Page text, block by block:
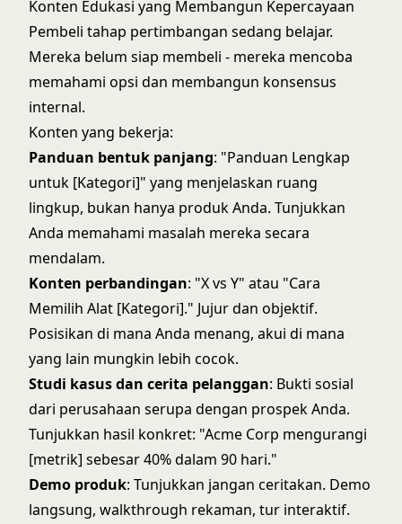
Konten Edukasi yang Membangun Kepercayaan
Pembeli tahap pertimbangan sedang belajar.
Mereka belum siap membeli - mereka mencoba
memahami opsi dan membangun konsensus
internal.
Konten yang bekerja:
Panduan bentuk panjang: "Panduan Lengkap
untuk [Kategori]" yang menjelaskan ruang
lingkup, bukan hanya produk Anda. Tunjukkan
Anda memahami masalah mereka secara
mendalam.
Konten perbandingan: "X vs Y" atau "Cara
Memilih Alat [Kategori]." Jujur dan objektif.
Posisikan di mana Anda menang, akui di mana
yang lain mungkin lebih cocok.
Studi kasus dan cerita pelanggan: Bukti sosial
dari perusahaan serupa dengan prospek Anda.
Tunjukkan hasil konkret: "Acme Corp mengurangi
[metrik] sebesar 40% dalam 90 hari."
Demo produk: Tunjukkan jangan ceritakan. Demo
langsung, walkthrough rekaman, tur interaktif.